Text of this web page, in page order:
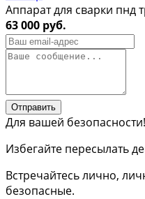
Аппарат для сварки пнд
63 000 руб.
Отправить
Для вашей безопасности!
Избегайте пересылать
Встречайтесь лично,
безопасные.